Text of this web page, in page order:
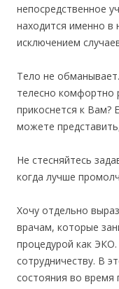
непосредственное
находится именно в
исключением
Тело не
телесно комфортно
прикоснется к Вам?
можете
Не стесняйтесь
когда лучше
Хочу отдельно
врачам, которые
процедурой как
сотрудничеству. В
состояния во время